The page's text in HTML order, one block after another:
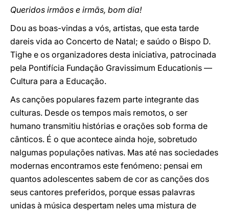
Queridos irmãos e irmãs, bom dia!
Dou as boas-vindas a vós, artistas, que esta tarde
dareis vida ao Concerto de Natal; e saúdo o Bispo D.
Tighe e os organizadores desta iniciativa, patrocinada
pela Pontifícia Fundação Gravissimum Educationis —
Cultura para a Educação.
As canções populares fazem parte integrante das
culturas. Desde os tempos mais remotos, o ser
humano transmitiu histórias e orações sob forma de
cânticos. É o que acontece ainda hoje, sobretudo
nalgumas populações nativas. Mas até nas sociedades
modernas encontramos este fenómeno: pensai em
quantos adolescentes sabem de cor as canções dos
seus cantores preferidos, porque essas palavras
unidas à música despertam neles uma mistura de